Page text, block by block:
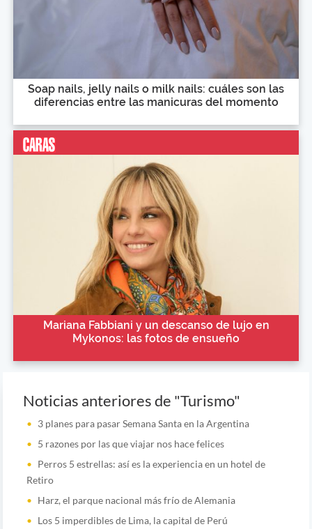
Soap nails, jelly nails o milk nails: cuáles son las
diferencias entre las manicuras del momento
Mariana Fabbiani y un descanso de lujo en
Mykonos: las fotos de ensueño
Noticias anteriores de "Turismo"
3 planes para pasar Semana Santa en la Argentina
5 razones por las que viajar nos hace felices
Perros 5 estrellas: así es la experiencia en un hotel de
Retiro
Harz, el parque nacional más frío de Alemania
Los 5 imperdibles de Lima, la capital de Perú